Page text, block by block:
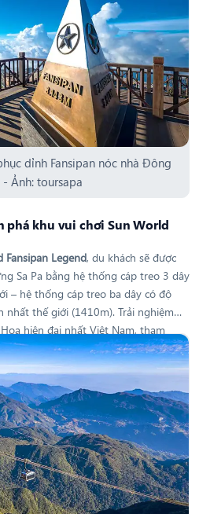
dỉnh Fansipan nóc nhà Đông
Ảnh: toursapa
phá khu vui chơi Sun World
Fansipan Legend, du khách sẽ được
Sa Pa bằng hệ thống cáp treo 3 dây
– hệ thống cáp treo ba dây có độ
nhất thế giới (1410m). Trải nghiệm
hiện đại nhất Việt Nam, tham
Phật, Bích Vân Thiền Tự, Thanh
tháp, Tượng Quan Thế Âm...